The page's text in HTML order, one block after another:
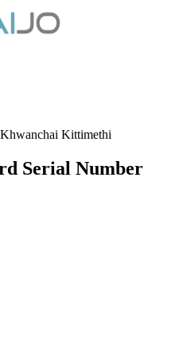
Kittimethi
Serial Number